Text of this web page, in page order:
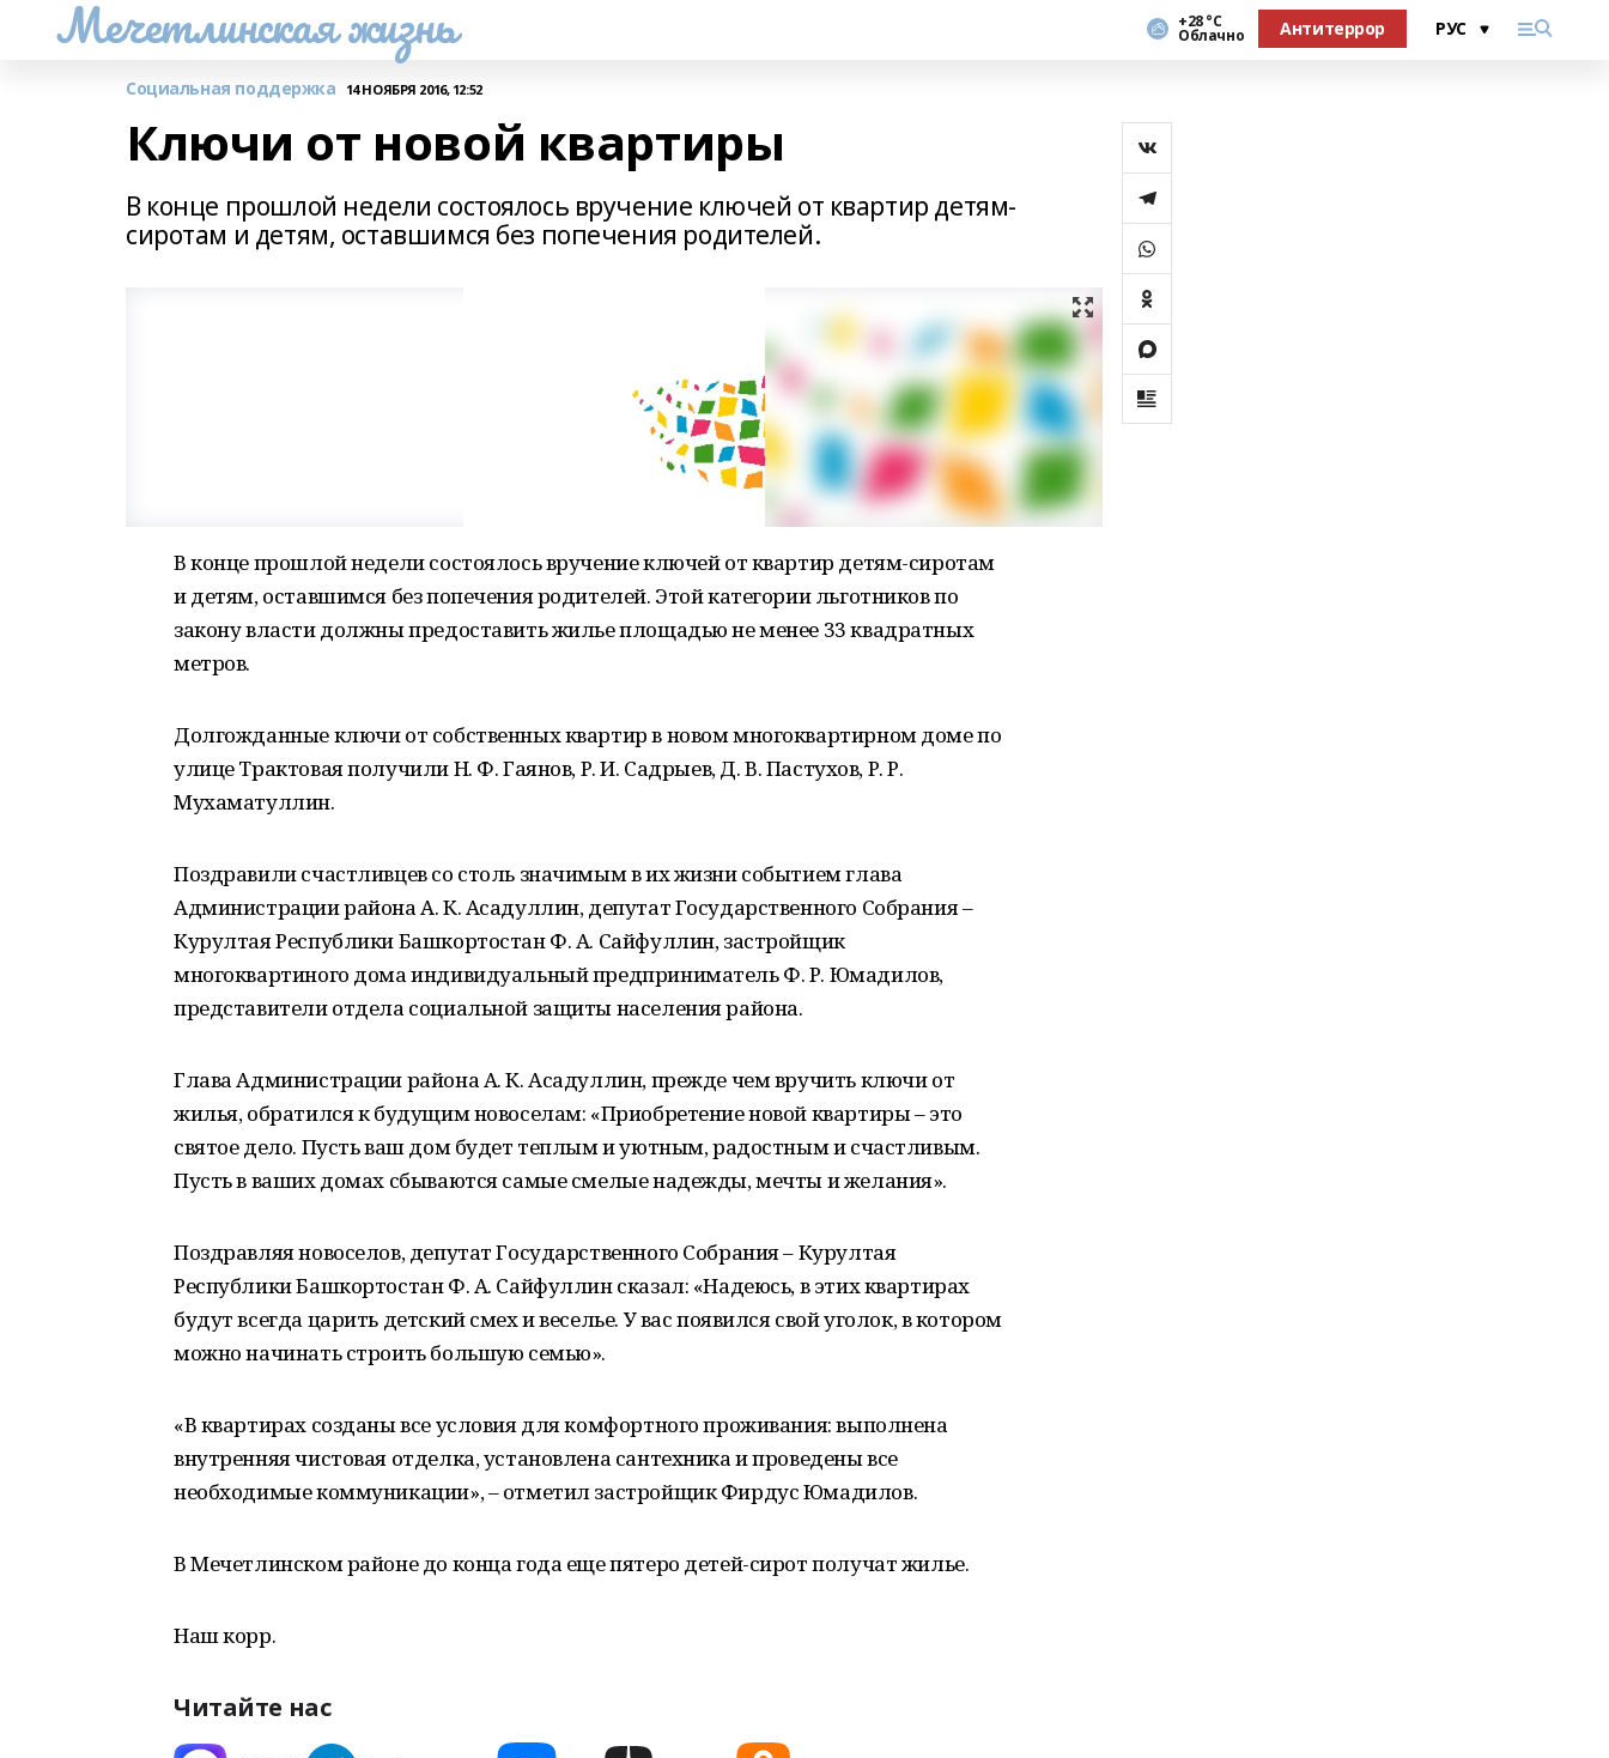
Мечетлинская жизнь +28 °С
Облачно Антитеррор
Социальная поддержка 14 НОЯБРЯ 2016, 12:52
Ключи от новой квартиры
В конце прошлой недели состоялось вручение ключей от квартир детям-
сиротам и детям, оставшимся без попечения родителей.
В конце прошлой недели состоялось вручение ключей от квартир детям-сиротам
и детям, оставшимся без попечения родителей. Этой категории льготников по
закону власти должны предоставить жилье площадью не менее 33 квадратных
метров.
Долгожданные ключи от собственных квартир в новом многоквартирном доме по
улице Трактовая получили Н. Ф. Гаянов, Р. И. Садрыев, Д. В. Пастухов, Р. Р.
Мухаматуллин.
Поздравили счастливцев со столь значимым в их жизни событием глава
Администрации района А. К. Асадуллин, депутат Государственного Собрания –
Курултая Республики Башкортостан Ф. А. Сайфуллин, застройщик
многоквартиного дома индивидуальный предприниматель Ф. Р. Юмадилов,
представители отдела социальной защиты населения района.
Глава Администрации района А. К. Асадуллин, прежде чем вручить ключи от
жилья, обратился к будущим новоселам: «Приобретение новой квартиры – это
святое дело. Пусть ваш дом будет теплым и уютным, радостным и счастливым.
Пусть в ваших домах сбываются самые смелые надежды, мечты и желания».
Поздравляя новоселов, депутат Государственного Собрания – Курултая
Республики Башкортостан Ф. А. Сайфуллин сказал: «Надеюсь, в этих квартирах
будут всегда царить детский смех и веселье. У вас появился свой уголок, в котором
можно начинать строить большую семью».
«В квартирах созданы все условия для комфортного проживания: выполнена
внутренняя чистовая отделка, установлена сантехника и проведены все
необходимые коммуникации», – отметил застройщик Фирдус Юмадилов.
В Мечетлинском районе до конца года еще пятеро детей-сирот получат жилье.
Наш корр.
Читайте нас